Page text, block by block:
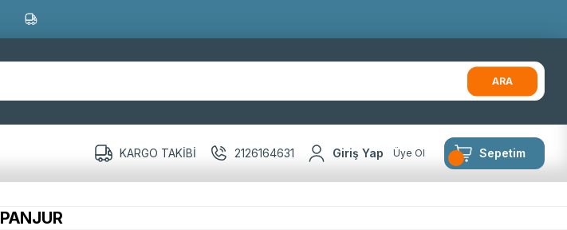
ARA
KARGO TAKIBI 2126164631 Giriş Yap Üye Ol Sepetim
PANJUR